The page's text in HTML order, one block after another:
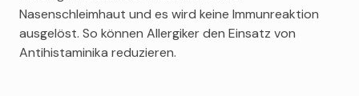
Nasenschleimhaut und es wird keine Immunreaktion
ausgelöst. So können Allergiker den Einsatz von
Antihistaminika reduzieren.